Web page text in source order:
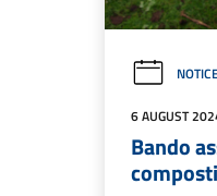
6 AUGUST
Bando